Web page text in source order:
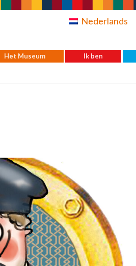
Nederlands
Het Museum Ik ben